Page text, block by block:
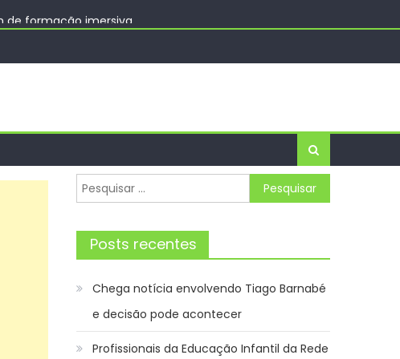
de formação imersiva
Rio Innovation Week – Prefeitura da Cidade do Rio de
– Agência de Notícias
Pesquisar
por:
Posts recentes
Chega notícia envolvendo Tiago Barnabé
e decisão pode acontecer
Profissionais da Educação Infantil da Rede